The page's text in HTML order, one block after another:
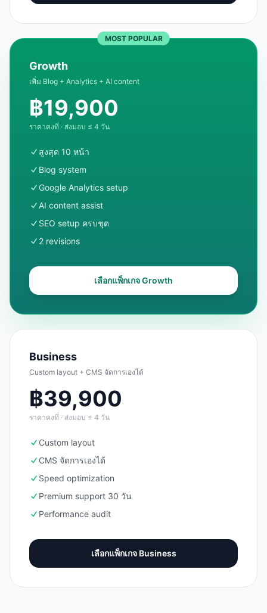
MOST POPULAR
Growth
เพิ่ม Blog + Analytics + AI content
฿19,900
ราคาคงที่ · ส่งมอบ ≤ 4 วัน
สูงสุด 10 หน้า
Blog system
Google Analytics setup
AI content assist
SEO setup ครบชุด
2 revisions
เลือกแพ็กเกจGrowth
Business
Custom layout + CMS จัดการเองได้
฿39,900
ราคาคงที่ · ส่งมอบ ≤ 4 วัน
Custom layout
CMS จัดการเองได้
Speed optimization
Premium support 30 วัน
Performance audit
เลือกแพ็กเกจ Business